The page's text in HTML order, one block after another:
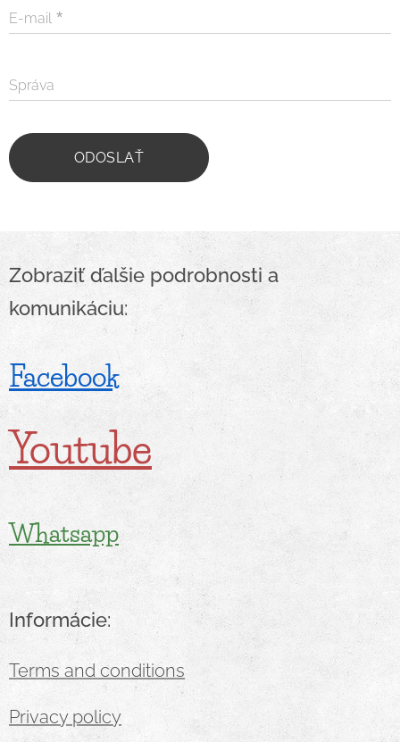
E-mail
Správa
ODOSLAŤ
Zobraziť ďalšie podrobnosti a
komunikáciu:
Facebook
Youtube
Whatsapp
Informácie:
Terms and conditions
Privacy policy